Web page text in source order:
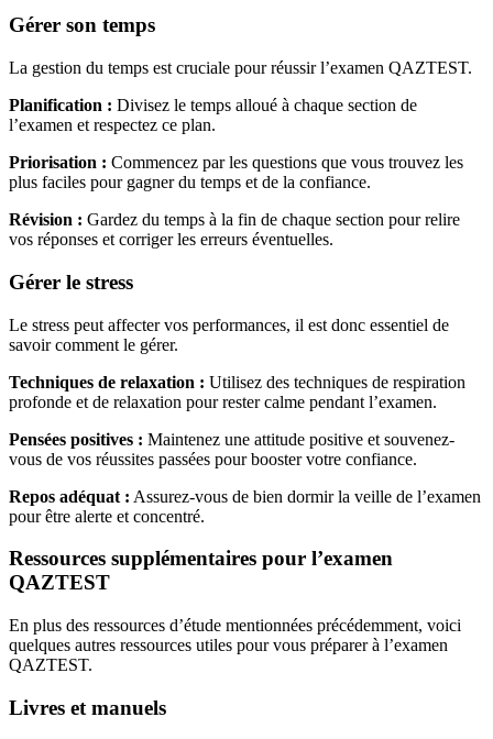
Gérer son temps
La gestion du temps est cruciale pour réussir l’examen QAZTEST.
Planification : Divisez le temps alloué à chaque section de
l’examen et respectez ce plan.
Priorisation : Commencez par les questions que vous trouvez les
plus faciles pour gagner du temps et de la confiance.
Révision : Gardez du temps à la fin de chaque section pour relire
vos réponses et corriger les erreurs éventuelles.
Gérer le stress
Le stress peut affecter vos performances, il est donc essentiel de
savoir comment le gérer.
Techniques de relaxation : Utilisez des techniques de respiration
profonde et de relaxation pour rester calme pendant l’examen.
Pensées positives : Maintenez une attitude positive et souvenez-
vous de vos réussites passées pour booster votre confiance.
Repos adéquat : Assurez-vous de bien dormir la veille de l’examen
pour être alerte et concentré.
Ressources supplémentaires pour l’examen
QAZTEST
En plus des ressources d’étude mentionnées précédemment, voici
quelques autres ressources utiles pour vous préparer à l’examen
QAZTEST.
Livres et manuels